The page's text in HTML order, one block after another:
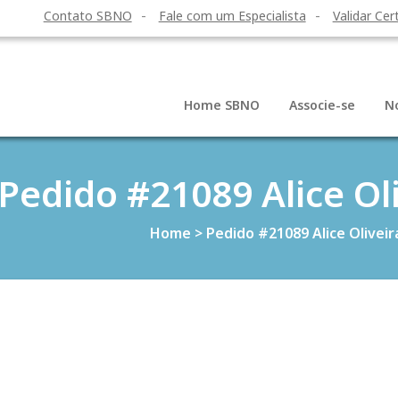
Contato SBNO Fale com um Especialista Validar
Home SBNO Associe-se
Pedido #21089 Alice
Home > Pedido #21089 Alice